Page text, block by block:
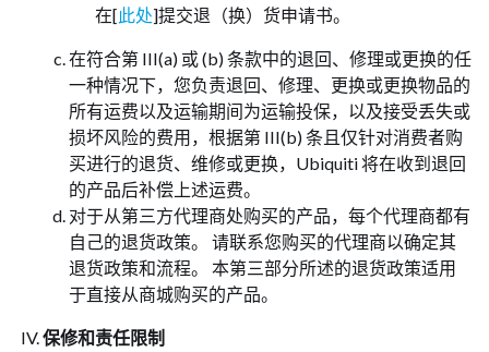
在[此处]提交退（换）货申请书。
在符合第 III(a) 或 (b) 条款中的退回、修理或更换的任
一种情况下，您负责退回、修理、更换或更换物品的
所有运费以及运输期间为运输投保，以及接受丢失或
损坏风险的费用，根据第 III(b) 条且仅针对消费者购
买进行的退货、维修或更换，Ubiquiti 将在收到退回
的产品后补偿上述运费。
对于从第三方代理商处购买的产品，每个代理商都有
自己的退货政策。 请联系您购买的代理商以确定其
退货政策和流程。 本第三部分所述的退货政策适用
于直接从商城购买的产品。
保修和责任限制